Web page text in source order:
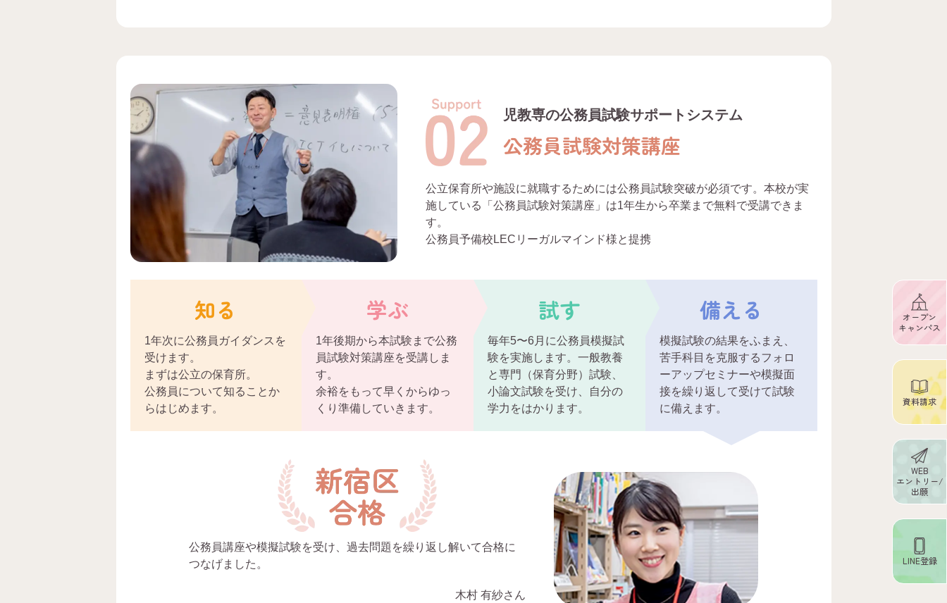
児教専の公務員試験サポートシステム
公務員試験対策講座
公立保育所や施設に就職するためには公務員試験突破が必須です。本校が実
施している「公務員試験対策講座」は1年生から卒業まで無料で受講できま
す。
公務員予備校LECリーガルマインド様と提携
知る
1年次に公務員ガイダンスを
受けます。
まずは公立の保育所。
公務員について知ることか
らはじめます。
学ぶ
1年後期から本試験まで公務
員試験対策講座を受講しま
す。
余裕をもって早くからゆっ
くり準備していきます。
試す
毎年5〜6月に公務員模擬試
験を実施します。一般教養
と専門（保育分野）試験、
小論文試験を受け、自分の
学力をはかります。
備える
模擬試験の結果をふまえ、
苦手科目を克服するフォロ
ーアップセミナーや模擬面
接を繰り返して受けて試験
に備えます。
公務員講座や模擬試験を受け、過去問題を繰り返し解いて合格に
つなげました。
木村 有紗さん
オープン
キャンパス
資料請求
WEB
エントリー/
出願
LINE登録